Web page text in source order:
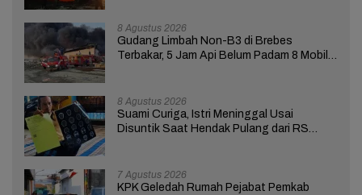
8 Agustus 2026
Gudang Limbah Non-B3 di Brebes
Terbakar, 5 Jam Api Belum Padam 8 Mobil
8 Agustus 2026
Suami Curiga, Istri Meninggal Usai
Disuntik Saat Hendak Pulang dari RS
7 Agustus 2026
KPK Geledah Rumah Pejabat Pemkab